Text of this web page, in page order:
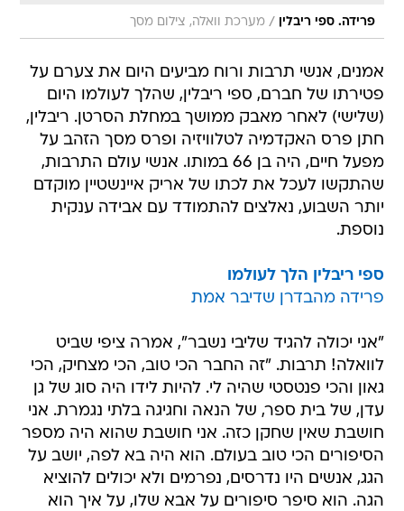
פרידה. ספי ריבלין / מערכת וואלה, צילום מסך
אמנים, אנשי תרבות ורוח מביעים היום את צערם על
פטירתו של חברם, ספי ריבלין, שהלך לעולמו היום
(שלישי) לאחר מאבק ממושך במחלת הסרטן. ריבלין,
חתן פרס האקדמיה לטלוויזיה ופרס מסך הזהב על
מפעל חיים, היה בן 66 במותו. אנשי עולם התרבות,
שהתקשו לעכל את לכתו של אריק איינשטיין מוקדם
יותר השבוע, נאלצים להתמודד עם אבידה ענקית
נוספת.
ספי ריבלין הלך לעולמו
פרידה מהבדרן שדיבר אמת
"אני יכולה להגיד שליבי נשבר", אמרה ציפי שביט
לוואלה! תרבות. "זה החבר הכי טוב, הכי מצחיק, הכי
גאון והכי פנטסטי שהיה לי. להיות לידו היה סוג של גן
עדן, של בית ספר, של הנאה וחגיגה בלתי נגמרת. אני
חושבת שאין שחקן כזה. אני חושבת שהוא היה מספר
הסיפורים הכי טוב בעולם. הוא היה בא לפה, יושב על
הגג, אנשים היו נדרסים, נפרמים ולא יכולים להוציא
הגה. הוא סיפר סיפורים על אבא שלו, על איך הוא